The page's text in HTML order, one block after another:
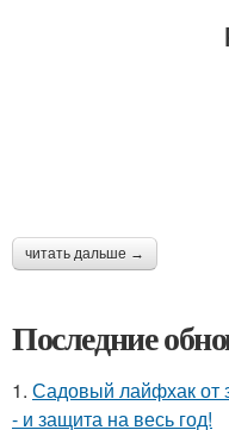
читать дальше →
Последние
1. Садовый лайфхак от
- и защита на весь год!